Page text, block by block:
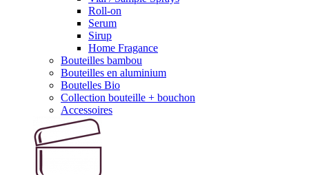
Roll-on
Serum
Sirup
Home Fragance
Bouteilles bambou
Bouteilles en aluminium
Boutelles Bio
Collection bouteille + bouchon
Accessoires